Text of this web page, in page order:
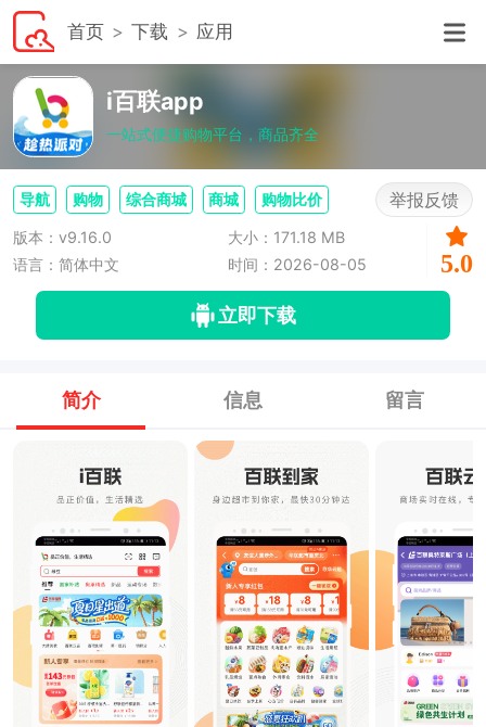
首页 下载 应用
i百联app
一站式便捷购物平台，商品齐全
导航 购物 综合商城 商城 购物比价 举报反馈
版本：v9.16.0
大小：171.18 MB
语言：简体中文
时间：2026-08-05 5.0
立即下载
简介 信息 留言